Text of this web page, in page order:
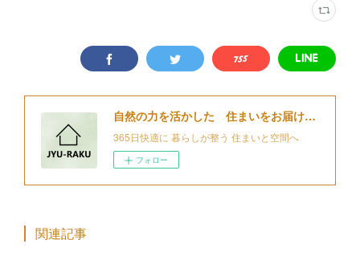
自然の力を活かした 住まいをお届けする 細江住楽設計
365日快適に 暮らしが整う 住まいと空間へ
フォロー
関連記事